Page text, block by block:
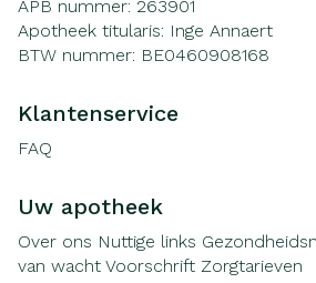
APB nummer: 263901
Apotheek titularis: Inge Annaert
BTW nummer: BE0460908168
Klantenservice
FAQ
Uw apotheek
Over ons Nuttige links
van wacht Voorschrift Zorgtarieven